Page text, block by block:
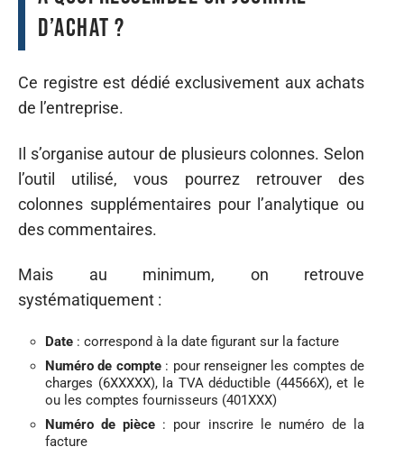
d’achat ?
Ce registre est dédié exclusivement aux achats
de l’entreprise.
Il s’organise autour de plusieurs colonnes. Selon
l’outil utilisé, vous pourrez retrouver des
colonnes supplémentaires pour l’analytique ou
des commentaires.
Mais au minimum, on retrouve
systématiquement :
Date : correspond à la date figurant sur la facture
Numéro de compte: pour renseigner les comptes de
charges (6XXXXX), la TVA déductible (44566X), et le
ou les comptes fournisseurs (401XXX)
Numéro de pièce : pour inscrire le numéro de la
facture